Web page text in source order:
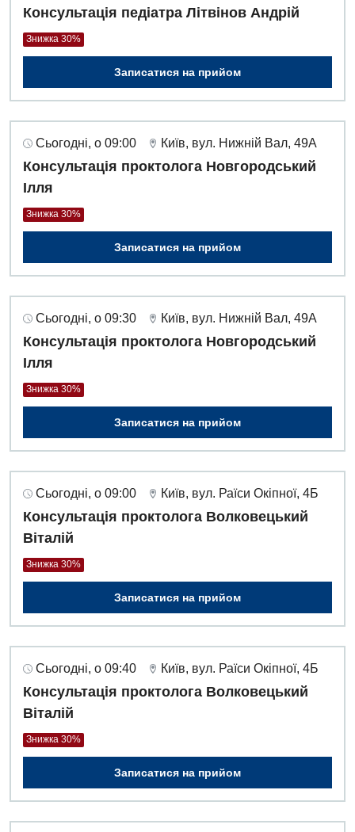
Проктологія
Пульмонологія
Ревматологія
Терапевтичне відділення
Терапія
Травматологічне відділення
Травматологія і ортопедія
Урологічне відділення
Фізіотерапія
Хірургічне відділення
Для дітей
Дитяча гастроентерологія
Дитяча дерматовенерологія
Дитяча ендокринологія
Дитяча кардіоревматологія
Дитяча ортопедія і травматологія
Дитяча оториноларингологія
Дитяча урологія
Дитяча хірургія
Педіатрія
Консультація педіатра Літвінов Андрій
Знижка 30%
Записатися на прийом
Сьогодні, о 09:00 Київ, вул. Нижній Вал, 49А
Консультація проктолога Новгородський
Ілля
Знижка 30%
Записатися на прийом
Сьогодні, о 09:30 Київ, вул. Нижній Вал, 49А
Консультація проктолога Новгородський
Ілля
Знижка 30%
Записатися на прийом
Сьогодні, о 09:00 Київ, вул. Раїси Окіпної, 4Б
Консультація проктолога Волковецький
Віталій
Знижка 30%
Записатися на прийом
Сьогодні, о 09:40 Київ, вул. Раїси Окіпної, 4Б
Консультація проктолога Волковецький
Віталій
Знижка 30%
Записатися на прийом